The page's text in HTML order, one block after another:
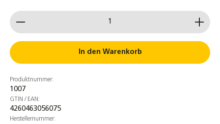
Welldachbefestigung für Stockschrauben
Dachziegel und Dachpfannen
2,69 €
Produkt Anzahl: Gib den gewünschten Wert ein
In den Warenkorb
Produktnummer:
1007
GTIN / EAN:
4260463056075
Herstellernummer: